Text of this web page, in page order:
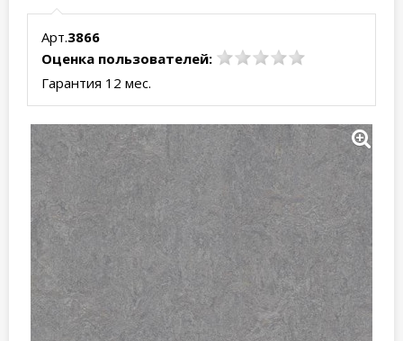
Арт.3866
Оценка пользователей:
Гарантия 12 мес.